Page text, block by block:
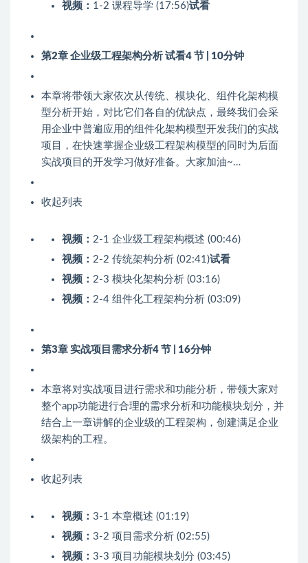
视频： 1-2 课程导学 (17:56)试看
第2章 企业级工程架构分析 试看4 节 | 10分钟
本章将带领大家依次从传统、模块化、组件化架构模
型分析开始，对比它们各自的优缺点，最终我们会采
用企业中普遍应用的组件化架构模型开发我们的实战
项目，在快速掌握企业级工程架构模型的同时为后面
实战项目的开发学习做好准备。大家加油~…
收起列表
视频： 2-1 企业级工程架构概述 (00:46)
视频： 2-2 传统架构分析 (02:41)试看
视频： 2-3 模块化架构分析 (03:16)
视频： 2-4 组件化工程架构分析 (03:09)
第3章 实战项目需求分析4 节 | 16分钟
本章将对实战项目进行需求和功能分析，带领大家对
整个app功能进行合理的需求分析和功能模块划分，并
结合上一章讲解的企业级的工程架构，创建满足企业
级架构的工程。
收起列表
视频： 3-1 本章概述 (01:19)
视频： 3-2 项目需求分析 (02:55)
视频： 3-3 项目功能模块划分 (03:45)